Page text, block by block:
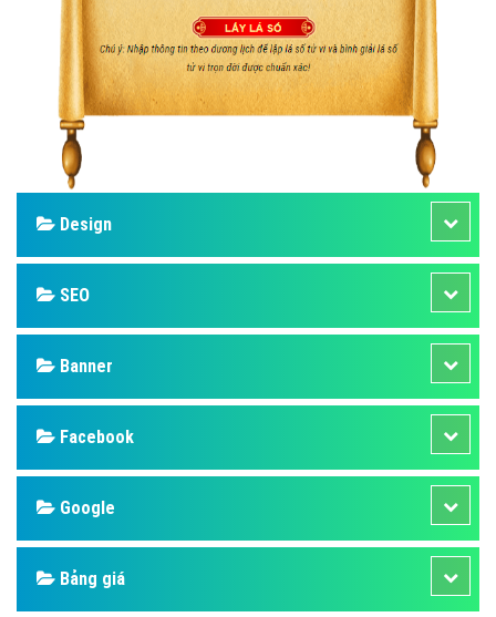
Design
SEO
Banner
Facebook
Google
Bảng giá